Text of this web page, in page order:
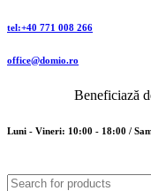
tel:+40 771 008 266
office@domio.ro
Beneficiază
Luni - Vineri: 10:00 - 18:00 /